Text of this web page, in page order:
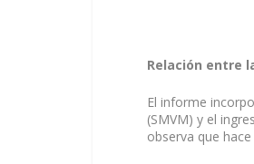
Relación entre
El informe
(SMVM) y el
observa que